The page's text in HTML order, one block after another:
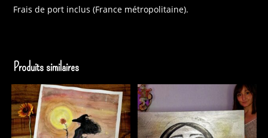
Frais de port inclus (France métropolitaine).
Produits similaires